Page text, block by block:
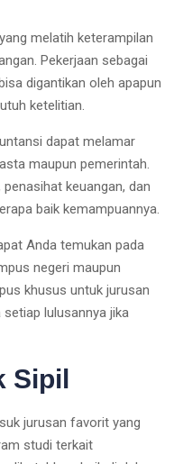
melatih keterampilan
Pekerjaan sebagai
digantikan oleh apapun
ketelitian.
dapat melamar
maupun pemerintah.
keuangan, dan
baik kemampuannya.
Anda temukan pada
negeri maupun
khusus untuk jurusan
lulusannya jika
Sipil
jurusan favorit yang
studi terkait